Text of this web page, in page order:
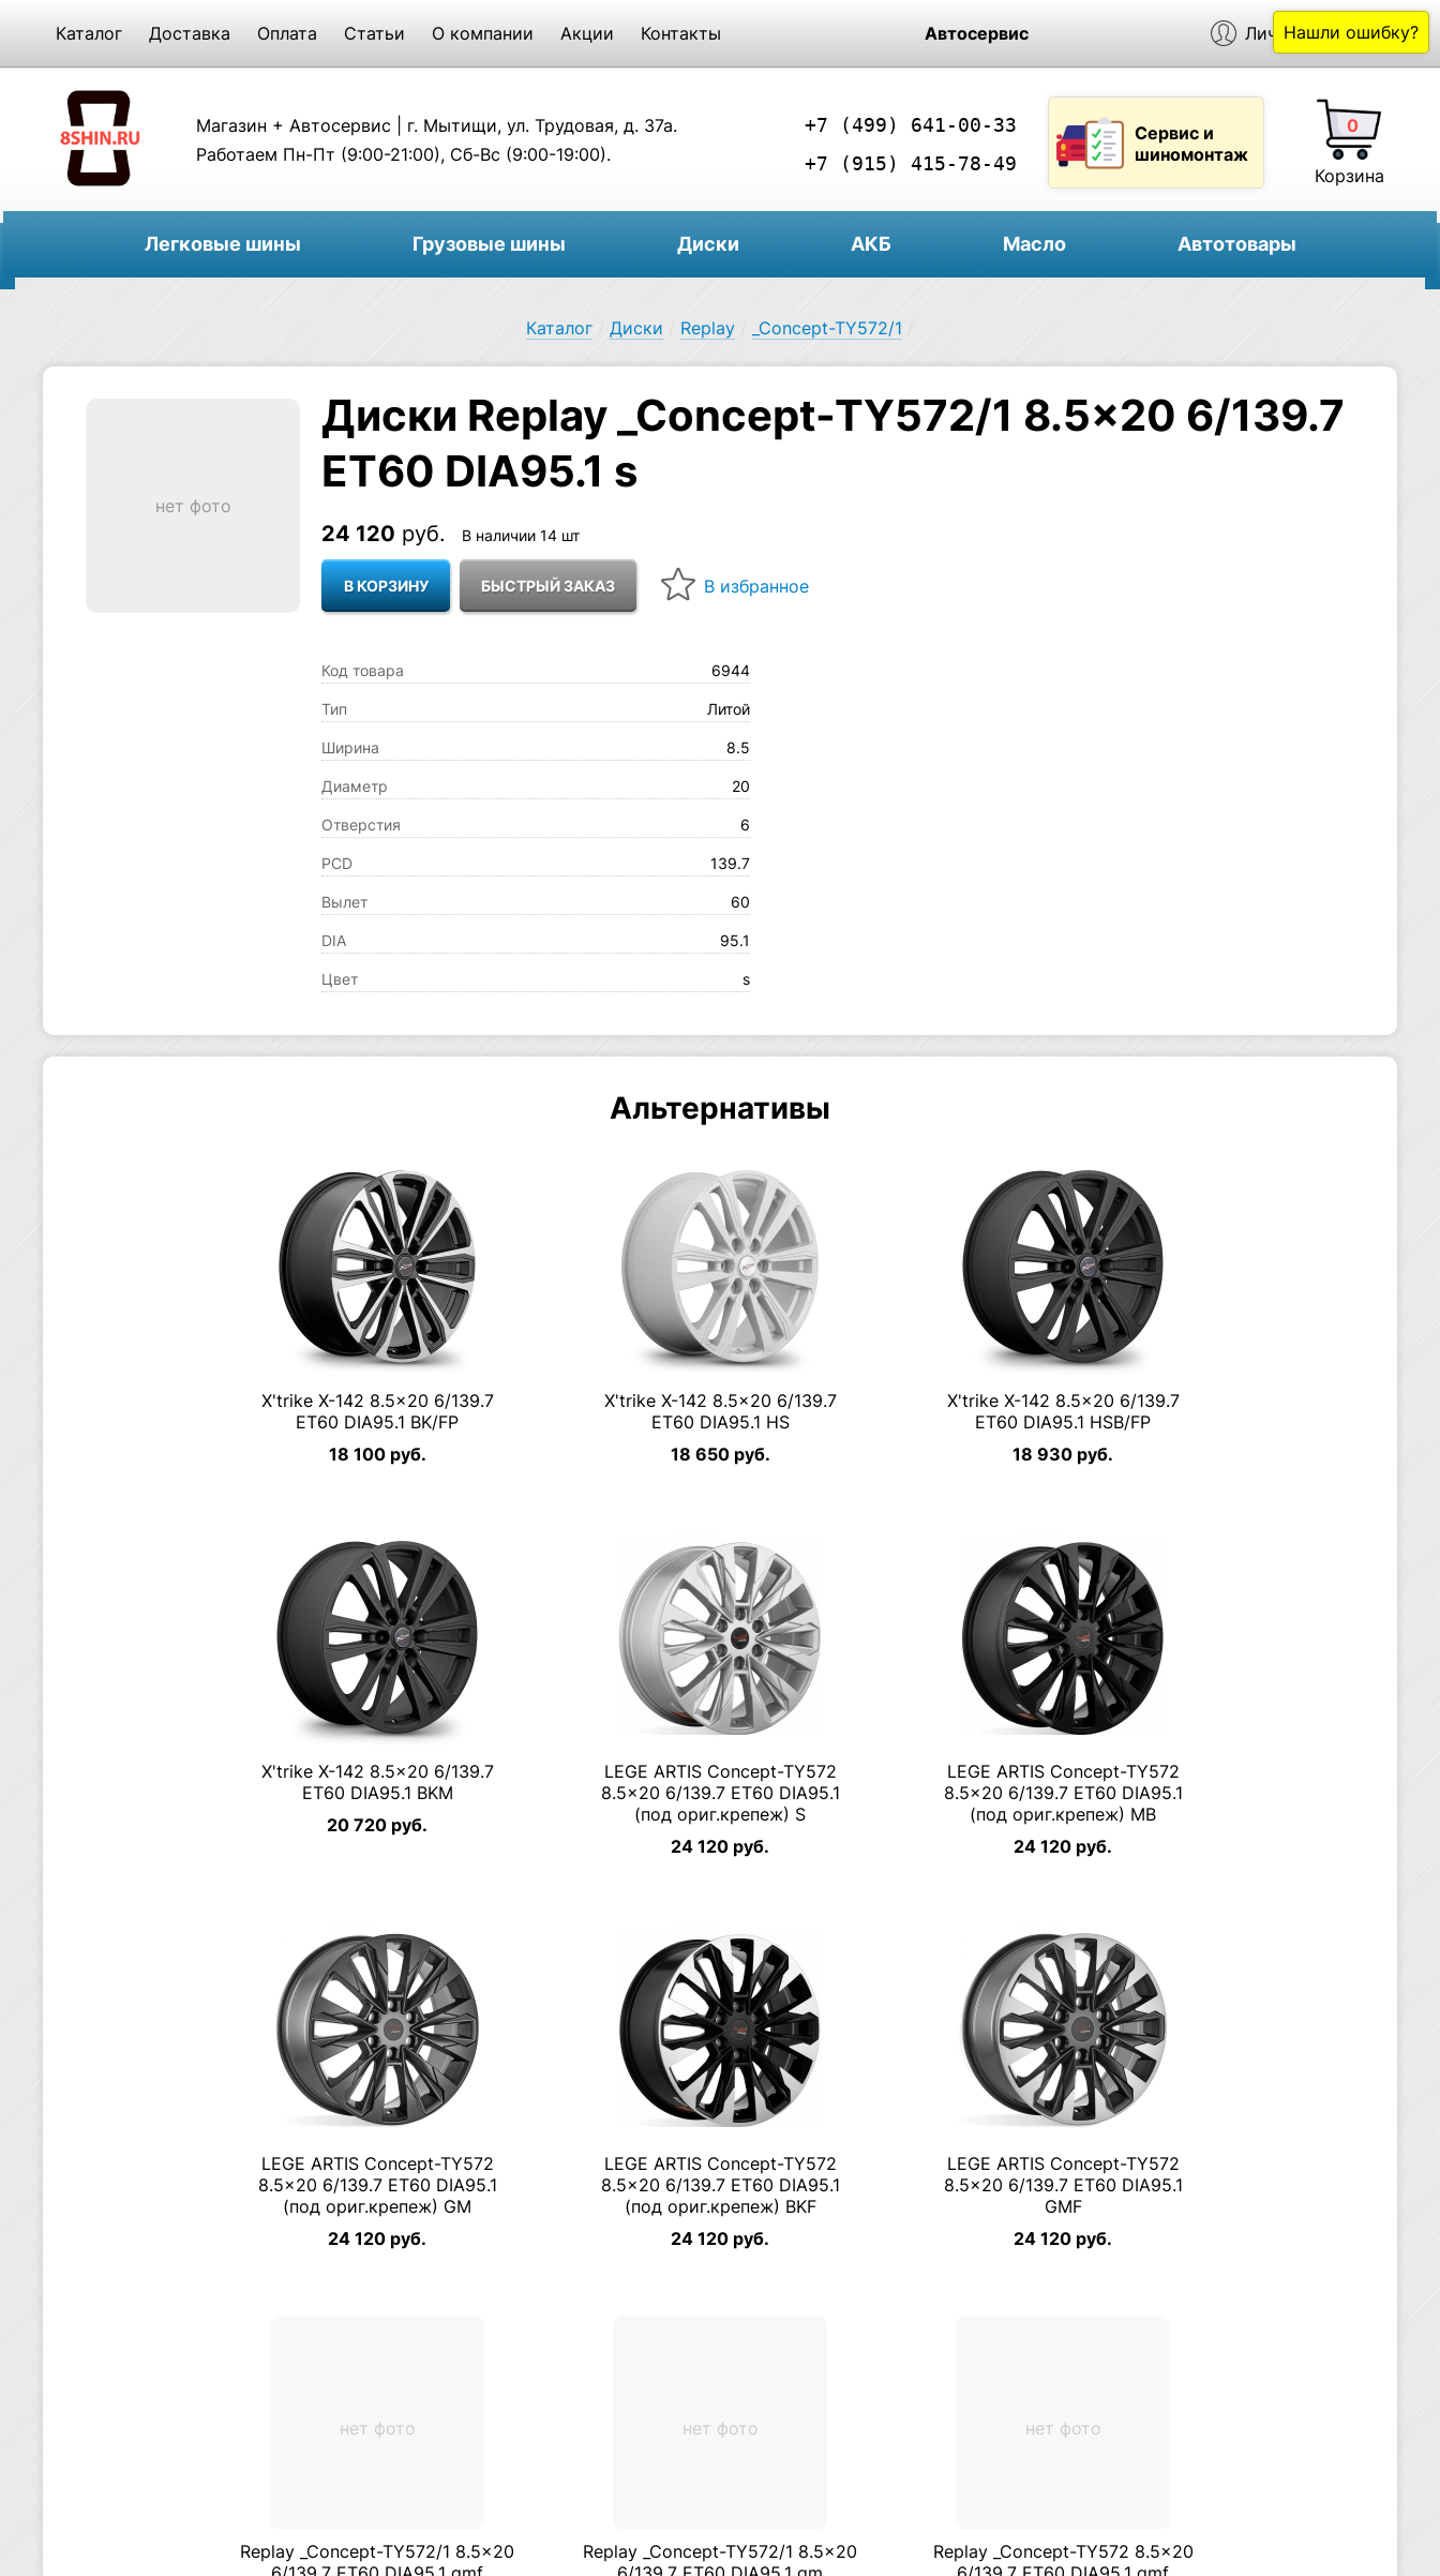
Каталог Доставка Оплата Статьи О компании Акции Контакты Автосервис Личный кабинет
Магазин + Автосервис | г. Мытищи, ул. Трудовая, д. 37а.
Работаем Пн-Пт (9:00-21:00), Сб-Вс (9:00-19:00).
+7 (499) 641-00-33
+7 (915) 415-78-49
Сервис и
шиномонтаж
0
Корзина
Легковые шины Грузовые шины Диски АКБ Масло Автотовары
Каталог Диски Replay _Concept-TY572/1
нет фото
Диски Replay _Concept-TY572/1 8.5×20 6/139.7
ET60 DIA95.1 s
24 120 руб. В наличии 14 шт
Код товара 6944
Тип Литой
Ширина 8.5
Диаметр 20
Отверстия 6
PCD 139.7
Вылет 60
DIA 95.1
Цвет s
Альтернативы
X'trike X-142 8.5×20 6/139.7
ET60 DIA95.1 BK/FP
18 100 руб.
X'trike X-142 8.5×20 6/139.7
ET60 DIA95.1 HS
18 650 руб.
X'trike X-142 8.5×20 6/139.7
ET60 DIA95.1 HSB/FP
18 930 руб.
X'trike X-142 8.5×20 6/139.7
ET60 DIA95.1 BKM
20 720 руб.
LEGE ARTIS Concept-TY572
8.5×20 6/139.7 ET60 DIA95.1
(под ориг.крепеж) S
24 120 руб.
LEGE ARTIS Concept-TY572
8.5×20 6/139.7 ET60 DIA95.1
(под ориг.крепеж) MB
24 120 руб.
LEGE ARTIS Concept-TY572
8.5×20 6/139.7 ET60 DIA95.1
(под ориг.крепеж) GM
24 120 руб.
LEGE ARTIS Concept-TY572
8.5×20 6/139.7 ET60 DIA95.1
(под ориг.крепеж) BKF
24 120 руб.
LEGE ARTIS Concept-TY572
8.5×20 6/139.7 ET60 DIA95.1
GMF
24 120 руб.
нет фото
Replay _Concept-TY572/1 8.5×20
нет фото
Replay _Concept-TY572/1 8.5×20
нет фото
Replay _Concept-TY572 8.5×20
Нашли ошибку?